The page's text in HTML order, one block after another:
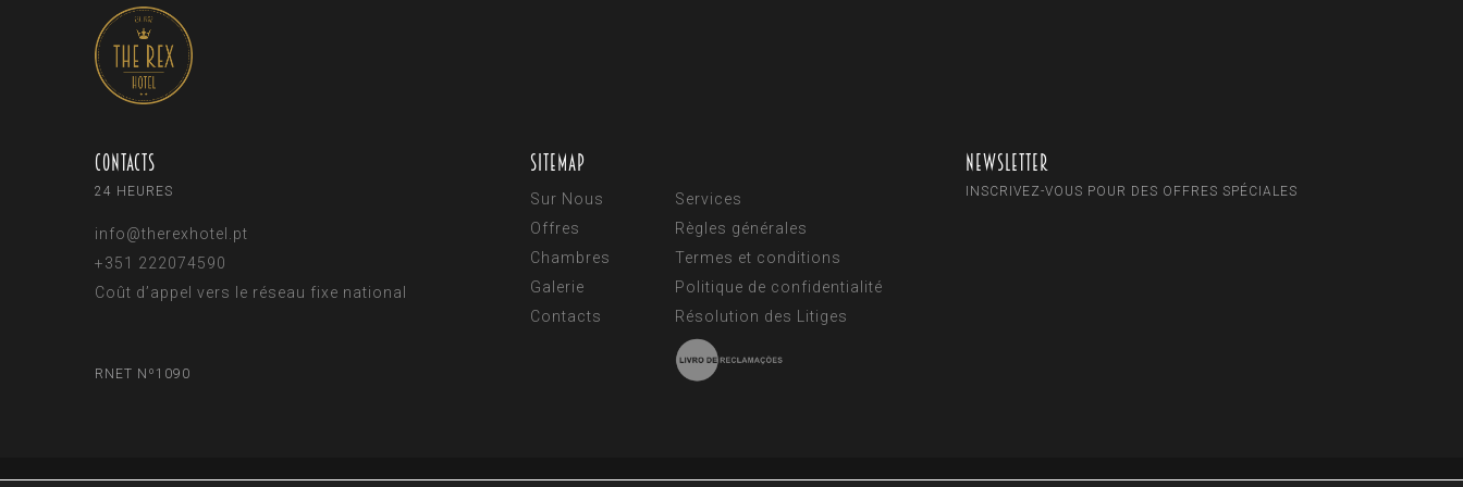
Contacts
24 HEURES
info@therexhotel.pt
+351 222074590
Coût d’appel vers le réseau fixe national
RNET Nº1090
Sitemap
Sur Nous
Offres
Chambres
Galerie
Contacts
Services
Règles générales
Termes et conditions
Politique de confidentialité
Résolution des Litiges
Newsletter
INSCRIVEZ-VOUS POUR DES OFFRES SPÉCIALES